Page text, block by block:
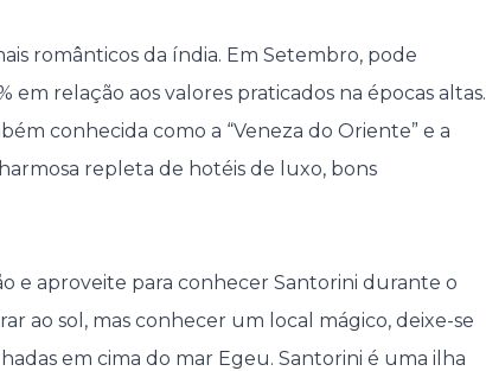
românticos da índia. Em Setembro, pode
relação aos valores praticados na épocas altas.
conhecida como a “Veneza do Oriente” e a
repleta de hotéis de luxo, bons
e aproveite para conhecer Santorini durante o
ao sol, mas conhecer um local mágico, deixe-se
em cima do mar Egeu. Santorini é uma ilha